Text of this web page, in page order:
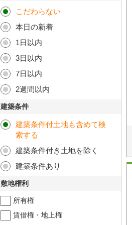
こだわらない
本日の新着
1日以内
3日以内
7日以内
2週間以内
建築条件
建築条件付土地も含めて検
索する
建築条件付き土地を除く
建築条件あり
敷地権利
所有権
賃借権・地上権